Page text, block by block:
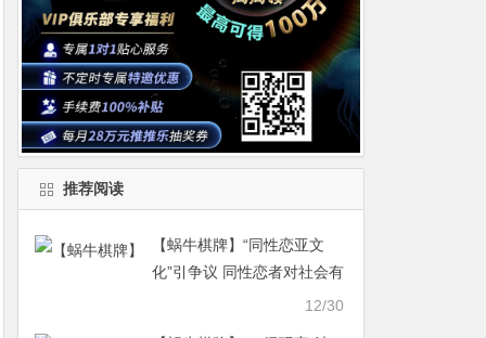
推荐阅读
【蜗牛棋牌】“同性恋亚文
化”引争议 同性恋者对社会有
12/30